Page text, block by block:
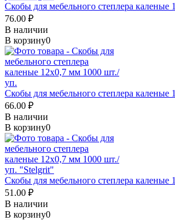
Скобы для мебельного степлера
76.00 ₽
В наличии
В корзину0
Скобы для мебельного степлера
66.00 ₽
В наличии
В корзину0
Скобы для мебельного степлера
51.00 ₽
В наличии
В корзину0